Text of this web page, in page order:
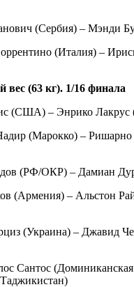
(Сербия) – Мэнди
(Италия) –
(63 кг). 1/16 финала
(США) – Энрико Лакрус
(Марокко) –
(РФ/ОКР) – Дамиан
(Армения) – Альстон
(Украина) – Джавид
Сантос